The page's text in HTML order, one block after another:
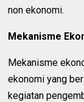
non ekonomi.
Mekanisme
Mekanisme
ekonomi yang
kegiatan